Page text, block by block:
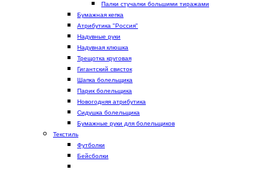
Палки стучалки большими тиражами
Бумажная кепка
Атрибутика "Россия"
Надувные руки
Надувная клюшка
Трещотка круговая
Гигантский свисток
Шапка болельщика
Парик болельщика
Новогодняя атрибутика
Сидушка болельщика
Бумажные руки для болельщиков
Текстиль
Футболки
Бейсболки